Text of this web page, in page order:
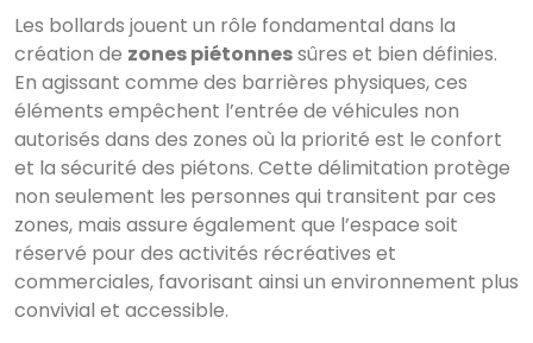
Les bollards jouent un rôle fondamental dans la
création de zones piétonnessûres et bien définies.
En agissant comme des barrières physiques, ces
éléments empêchent l’entrée de véhicules non
autorisés dans des zones où la priorité est le confort
et la sécurité des piétons. Cette délimitation protège
non seulement les personnes qui transitent par ces
zones, mais assure également que l’espace soit
réservé pour des activités récréatives et
commerciales, favorisant ainsi un environnement plus
convivial et accessible.